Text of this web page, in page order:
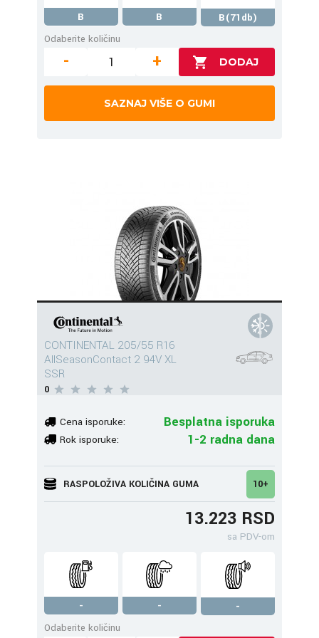
B B
B(71db)
Odaberite količinu
- +
SAZNAJ VIŠE O GUMI
CONTINENTAL 205/55 R16
AllSeasonContact 2 94V XL
SSR
0
Cena isporuke: Besplatna isporuka
Rok isporuke: 1-2 radna dana
RASPOLOŽIVA KOLIČINA GUMA 10+
13.223 RSD
sa PDV-om
- -
-
Odaberite količinu